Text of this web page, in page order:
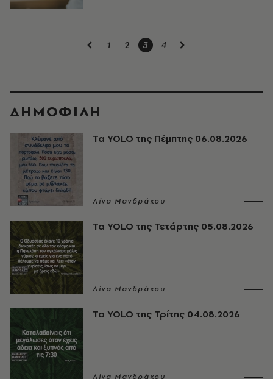
1 2 3 4
ΔΗΜΟΦΙΛΗ
Τα YOLO της Πέμπτης 06.08.2026
Λίνα Μανδράκου
Τα YOLO της Τετάρτης 05.08.2026
Λίνα Μανδράκου
Τα YOLO της Τρίτης 04.08.2026
Λίνα Μανδράκου